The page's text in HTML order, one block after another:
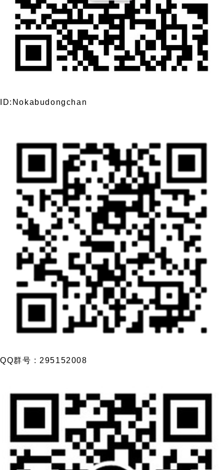
ID:Nokabudongchan
QQ群号 : 295152008